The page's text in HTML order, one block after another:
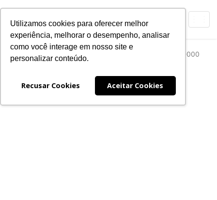
Utilizamos cookies para oferecer melhor
experiência, melhorar o desempenho, analisar
como você interage em nosso site e
personalizar conteúdo.
Recusar Cookies Aceitar Cookies
Câmara Brasileira do Livro
R. Cristiano Viana, 91 - Pinheiros, São Paulo - SP, 05411-000